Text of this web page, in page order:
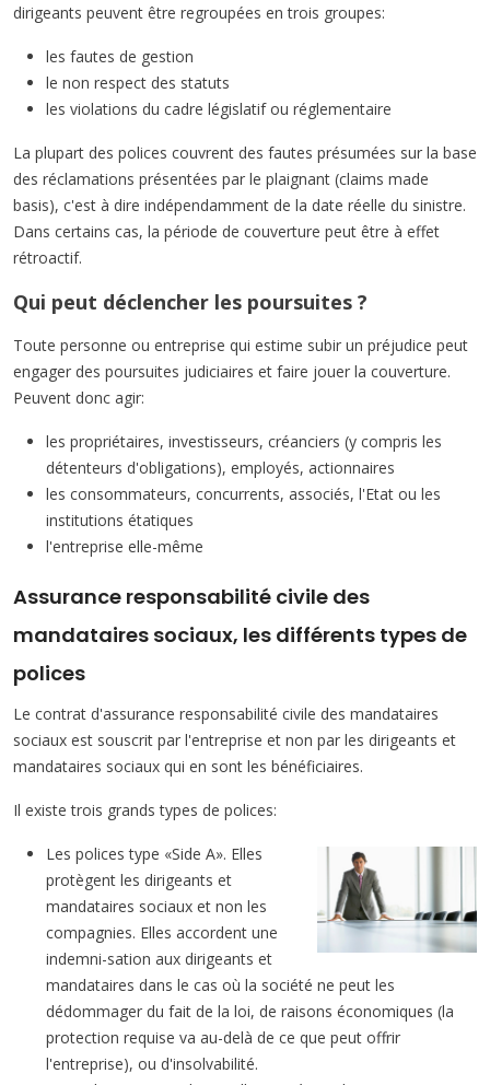
dirigeants peuvent être regroupées en trois groupes:
les fautes de gestion
le non respect des statuts
les violations du cadre législatif ou réglementaire
La plupart des polices couvrent des fautes présumées sur la base
des réclamations présentées par le plaignant (claims made
basis), c'est à dire indépendamment de la date réelle du sinistre.
Dans certains cas, la période de couverture peut être à effet
rétroactif.
Qui peut déclencher les poursuites ?
Toute personne ou entreprise qui estime subir un préjudice peut
engager des poursuites judiciaires et faire jouer la couverture.
Peuvent donc agir:
les propriétaires, investisseurs, créanciers (y compris les
détenteurs d'obligations), employés, actionnaires
les consommateurs, concurrents, associés, l'Etat ou les
institutions étatiques
l'entreprise elle-même
Assurance responsabilité civile des
mandataires sociaux, les différents types de
polices
Le contrat d'assurance responsabilité civile des mandataires
sociaux est souscrit par l'entreprise et non par les dirigeants et
mandataires sociaux qui en sont les bénéficiaires.
Il existe trois grands types de polices:
Les polices type «Side A». Elles
protègent les dirigeants et
mandataires sociaux et non les
compagnies. Elles accordent une
indemni-sation aux dirigeants et
mandataires dans le cas où la société ne peut les
dédommager du fait de la loi, de raisons économiques (la
protection requise va au-delà de ce que peut offrir
l'entreprise), ou d'insolvabilité.